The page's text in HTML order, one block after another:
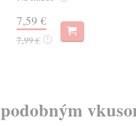
7,59 €
7,99 € ?